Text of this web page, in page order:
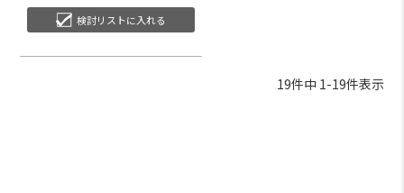
検討リストに入れる
19件中 1-19件表示